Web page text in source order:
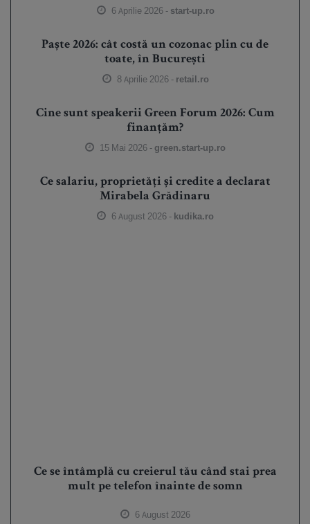
6 Aprilie 2026 - start-up.ro
Paște 2026: cât costă un cozonac plin cu de
toate, în București
8 Aprilie 2026 - retail.ro
Cine sunt speakerii Green Forum 2026: Cum
finanțăm?
15 Mai 2026 - green.start-up.ro
Ce salariu, proprietăți și credite a declarat
Mirabela Grădinaru
6 August 2026 - kudika.ro
Ce se întâmplă cu creierul tău când stai prea
mult pe telefon înainte de somn
6 August 2026